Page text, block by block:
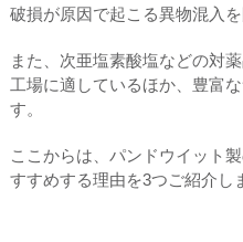
破損が原因で起こる異物混入
また、次亜塩素酸塩などの対
工場に適しているほか、豊富
す。
ここからは、パンドウイット
すすめする理由を3つご紹介し